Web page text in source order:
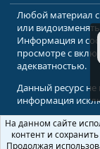
Любой материал
или
Информация и
просмотре с
адекватностью.
Данный ресурс не
информация
© 2008-2026 Форум
Перевод: XenForo.Info
На данном сайте
контент и
Продолжая